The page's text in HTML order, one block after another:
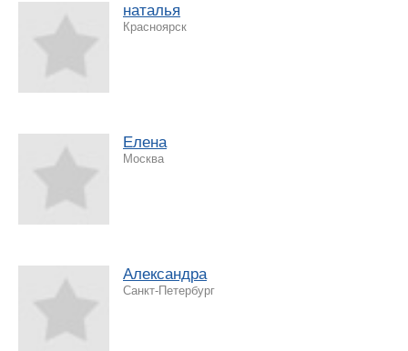
наталья
Красноярск
Елена
Москва
Александра
Санкт-Петербург